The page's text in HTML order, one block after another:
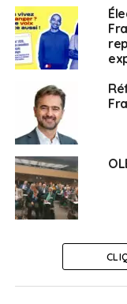
soutien. Celles-ci
place de la
Proparcoprévue
SUJETS ASSOCIÉS:
A SUIVRE
Un salaire
de Genève…
NE RATEZ PAS
En Afrique de
épreuve des